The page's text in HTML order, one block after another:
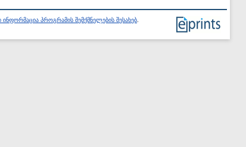
პროგრამის შემქმნელების შესახებ